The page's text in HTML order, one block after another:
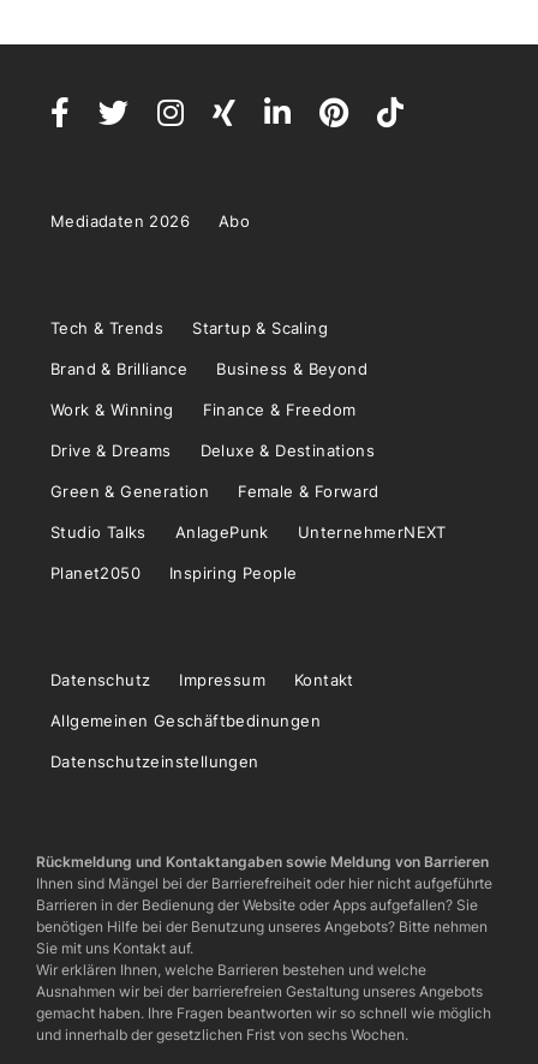
Mediadaten 2026 Abo
Tech & Trends Startup & Scaling
Brand & Brilliance Business & Beyond
Work & Winning Finance & Freedom
Drive & Dreams Deluxe & Destinations
Green & Generation Female & Forward
Studio Talks AnlagePunk UnternehmerNEXT
Planet2050 Inspiring People
Datenschutz Impressum Kontakt
Allgemeinen Geschäftbedinungen
Datenschutzeinstellungen
Rückmeldung und Kontaktangaben sowie Meldung von Barrieren
Ihnen sind Mängel bei der Barrierefreiheit oder hier nicht aufgeführte
Barrieren in der Bedienung der Website oder Apps aufgefallen? Sie
benötigen Hilfe bei der Benutzung unseres Angebots? Bitte nehmen
Sie mit uns Kontakt auf.
Wir erklären Ihnen, welche Barrieren bestehen und welche
Ausnahmen wir bei der barrierefreien Gestaltung unseres Angebots
gemacht haben. Ihre Fragen beantworten wir so schnell wie möglich
und innerhalb der gesetzlichen Frist von sechs Wochen.